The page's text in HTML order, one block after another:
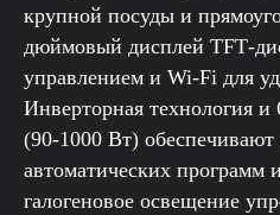
крупной посуды и
дюймовый дисплей
управлением и Wi‑Fi для
Инверторная технология
(90-1000 Вт)
автоматических программ
галогеновое освещение